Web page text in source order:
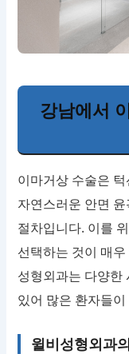
강남에서
이마거상 수술은
자연스러운 안면
절차입니다. 이를
선택하는 것이 매
성형외과는 다양한
있어 많은 환자들
윌비성형외과